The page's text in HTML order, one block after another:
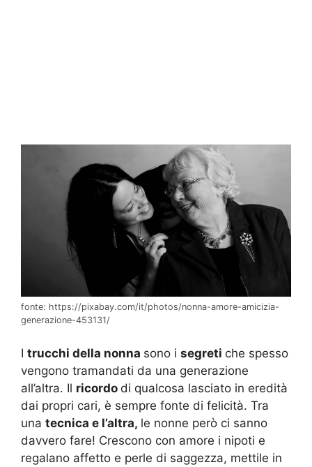
fonte: https://pixabay.com/it/photos/nonna-amore-amicizia-
generazione-453131/
I trucchi della nonna sono i segreti che spesso
vengono tramandati da una generazione
all’altra. Il ricordo di qualcosa lasciato in eredità
dai propri cari, è sempre fonte di felicità. Tra
una tecnica e l’altra, le nonne però ci sanno
davvero fare! Crescono con amore i nipoti e
regalano affetto e perle di saggezza, mettile in